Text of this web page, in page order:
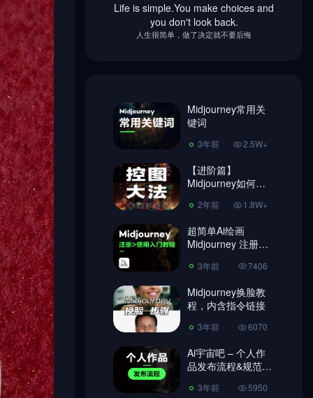
Midjourney常用关
键词
图，做到收放自
如！2年前 1.8W+
超简单Ai绘画
Midjourney 注册教
程、使用教程!
3年前
Midjourney换脸教
程，内含指令链接
3年前
Ai宇宙吧 – 个人作
品发布流程&规范
【必读】
3年前 5950
3D立体中国龙图案
Midjourney咒语
3年前 5298
Life is simple.You make choices and
you don't look back.
人生很简单，做了决定就不要后悔
Midjourney常用关
键词
3年前 2.5W+
【进阶篇】
Midjourney如何控
如！2年前 1.8W+
超简单Ai绘画
Midjourney 注册教
3年前 7406
Midjourney换脸教
程，内含指令链接
3年前 6070
Ai宇宙吧 – 个人作
品发布流程&规范
3年前 5950